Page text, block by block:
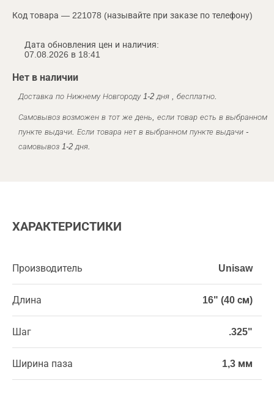
Код товара — 221078 (называйте при заказе по телефону)
Дата обновления цен и наличия:
07.08.2026 в 18:41
Нет в наличии
Доставка по Нижнему Новгороду 1-2 дня , бесплатно.
Самовывоз возможен в тот же день, если товар есть в выбранном
пункте выдачи. Если товара нет в выбранном пункте выдачи -
самовывоз 1-2 дня.
ХАРАКТЕРИСТИКИ
Производитель Unisaw
Длина 16" (40 см)
Шаг .325"
Ширина паза 1,3 мм